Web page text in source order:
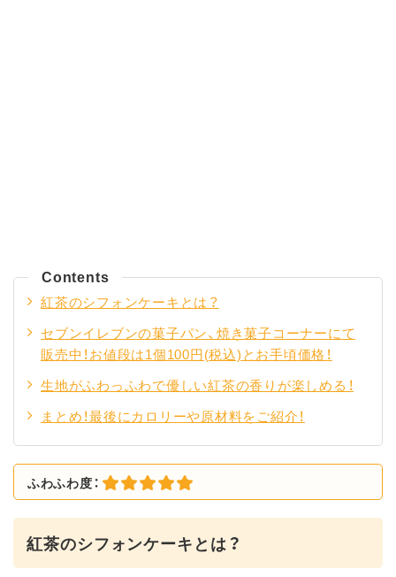
Contents
紅茶のシフォンケーキとは？
セブンイレブンの菓子パン、焼き菓子コーナーにて
販売中！お値段は1個100円(税込)とお手頃価格！
生地がふわっふわで優しい紅茶の香りが楽しめる！
まとめ！最後にカロリーや原材料をご紹介！
ふわふわ度：
紅茶のシフォンケーキとは？